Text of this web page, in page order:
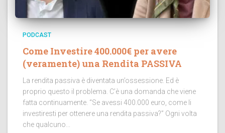
PODCAST
Come Investire 400.000€ per avere
(veramente) una Rendita PASSIVA
La rendita passiva è diventata un’ossessione. Ed è
proprio questo il problema. C’è una domanda che viene
fatta continuamente. “Se avessi 400.000 euro, come li
investiresti per ottenere una rendita passiva?” Ogni volta
che qualcuno...